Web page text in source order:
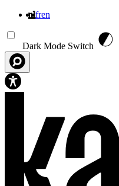
nlfren
Dark Mode Switch